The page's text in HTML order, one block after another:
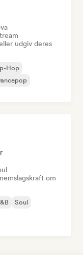
udgiv deres
Hop
om
Soul